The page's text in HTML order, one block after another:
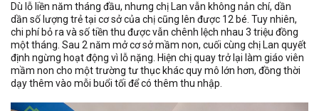
Dù lỗ liền năm tháng đầu, nhưng chị Lan vẫn không nản chí, dần
dần số lượng trẻ tại cơ sở của chị cũng lên được 12 bé. Tuy nhiên,
chi phí bỏ ra và số tiền thu được vẫn chênh lệch nhau 3 triệu đồng
một tháng. Sau 2 năm mở cơ sở mầm non, cuối cùng chị Lan quyết
định ngừng hoạt động vì lỗ nặng. Hiện chị quay trở lại làm giáo viên
mầm non cho một trường tư thục khác quy mô lớn hơn, đồng thời
dạy thêm vào mỗi buổi tối để có thêm thu nhập.